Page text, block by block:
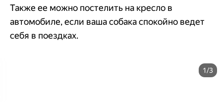
Также ее можно постелить на кресло в
автомобиле, если ваша собака спокойно ведет
себя в поездках.
1/3